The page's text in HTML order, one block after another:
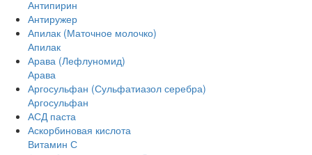
Антипирин
Антиружер
Апилак (Маточное молочко)
Апилак
Арава (Лефлуномид)
Арава
Аргосульфан (Сульфатиазол серебра)
Аргосульфан
АСД паста
Аскорбиновая кислота
Витамин С